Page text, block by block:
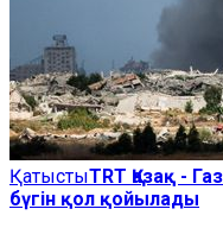
ҚатыстыTRT Қазақ -
бүгін қол қойылады